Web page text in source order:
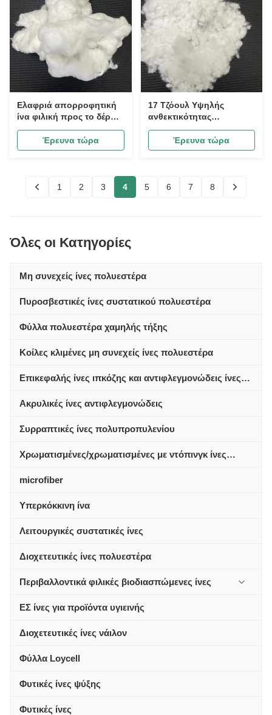
Ελαφριά απορροφητική
ίνα φιλική προς το δέρμα
1.33D*38MM, ελαφριά ίνα
για την παραγωγή
μάσκας ομορφιάς,
απορροφητικά προϊόντα
για μωρά
Έρευνα τώρα
17 Τζόουλ Υψηλής
ανθεκτικότητας
θερμοστατική ίνα 3D *
60mm, έξυπνη
αποθήκευση θερμότητας
γέμιση
Έρευνα τώρα
1 2 3 4 5 6 7 8
Όλες οι Κατηγορίες
Μη συνεχείς ίνες πολυεστέρα
Πυροσβεστικές ίνες συστατικού πολυεστέρα
Φύλλα πολυεστέρα χαμηλής τήξης
Κοίλες κλιμένες μη συνεχείς ίνες πολυεστέρα
Επικεφαλής ίνες ιπκόζης και αντιφλεγμονώδεις ίνες
Ακρυλικές ίνες αντιφλεγμονώδεις
Συρραπτικές ίνες πολυπροπυλενίου
Χρωματισμένες/χρωματισμένες με ντόπινγκ ίνες
microfiber
Υπερκόκκινη ίνα
Λειτουργικές συστατικές ίνες
Διοχετευτικές ίνες πολυεστέρα
Περιβαλλοντικά φιλικές βιοδιασπώμενες ίνες
ΕΣ ίνες για προϊόντα υγιεινής
Διοχετευτικές ίνες νάιλον
Φύλλα Loycell
Φυτικές ίνες ψύξης
Φυτικές ίνες